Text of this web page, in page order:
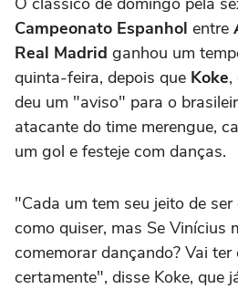
Campeonato Espanhol entre
Real Madrid ganhou um
quinta-feira, depois que Koke,
deu um "aviso" para o
atacante do time merengue,
um gol e festeje com danças.
"Cada um tem seu jeito de
como quiser, mas Se Vinícius
comemorar dançando? Vai ter
certamente", disse Koke, que